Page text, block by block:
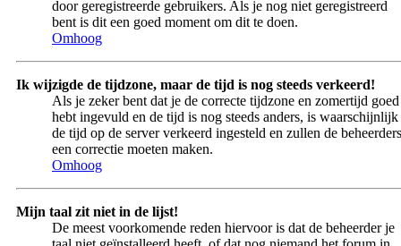
door geregistreerde gebruikers. Als je nog niet geregistreerd
bent is dit een goed moment om dit te doen.
Omhoog
Ik wijzigde de tijdzone, maar de tijd is nog steeds verkeerd!
Als je zeker bent dat je de correcte tijdzone en zomertijd goed
hebt ingevuld en de tijd is nog steeds anders, is waarschijnlijk
de tijd op de server verkeerd ingesteld en zullen de beheerders
een correctie moeten maken.
Omhoog
Mijn taal zit niet in de lijst!
De meest voorkomende reden hiervoor is dat de beheerder je